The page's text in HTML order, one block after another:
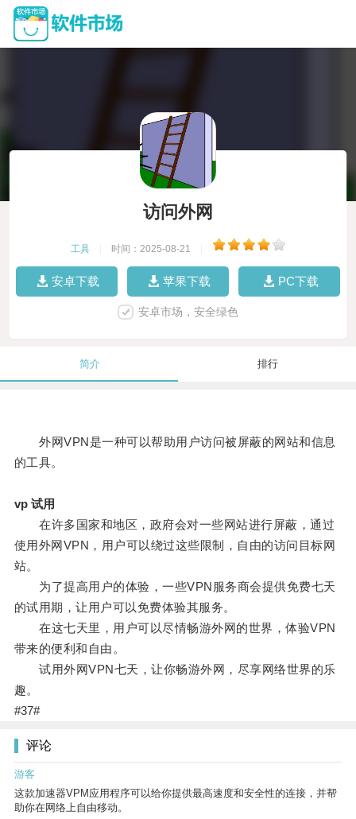
访问外网
工具 时间：2025-08-21
安卓下载 苹果下载 PC下载
安卓市场，安全绿色
简介 排行
外网VPN是一种可以帮助用户访问被屏蔽的网站和信息
的工具。
vp 试用
在许多国家和地区，政府会对一些网站进行屏蔽，通过
使用外网VPN，用户可以绕过这些限制，自由的访问目标网
站。
为了提高用户的体验，一些VPN服务商会提供免费七天
的试用期，让用户可以免费体验其服务。
在这七天里，用户可以尽情畅游外网的世界，体验VPN
带来的便利和自由。
试用外网VPN七天，让你畅游外网，尽享网络世界的乐
趣。
#37#
评论
游客
这款加速器VPM应用程序可以给你提供最高速度和安全性的连接，并帮
助你在网络上自由移动。